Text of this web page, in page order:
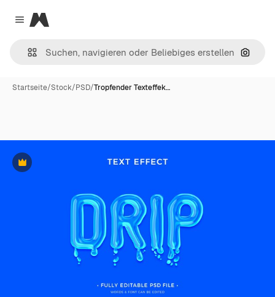
Close menu
Magnific
Nach
Startseite/Stock/PSD/Tropfender Texteffek…
Premium